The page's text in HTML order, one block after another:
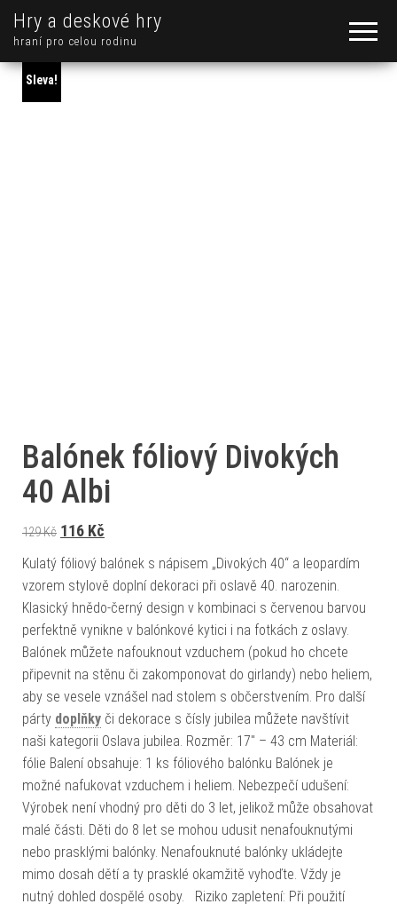
Hry a deskové hry
hraní pro celou rodinu
Sleva!
Balónek fóliový Divokých
40 Albi
129Kč Původní cena byla: 129 Kč.
116 Kč
Kulatý fóliový balónek s nápisem „Divokých 40“ a leopardím
vzorem stylově doplní dekoraci při oslavě 40. narozenin.
Klasický hnědo-černý design v kombinaci s červenou barvou
perfektně vynikne v balónkové kytici i na fotkách z oslavy.
Balónek můžete nafouknout vzduchem (pokud ho chcete
připevnit na stěnu či zakomponovat do girlandy) nebo heliem,
aby se vesele vznášel nad stolem s občerstvením. Pro další
párty doplňky či dekorace s čísly jubilea můžete navštívit
naši kategorii Oslava jubilea. Rozměr: 17" – 43 cm Materiál:
fólie Balení obsahuje: 1 ks fóliového balónku Balónek je
možné nafukovat vzduchem i heliem. Nebezpečí udušení:
Výrobek není vhodný pro děti do 3 let, jelikož může obsahovat
malé části. Děti do 8 let se mohou udusit nenafouknutými
nebo prasklými balónky. Nenafouknuté balónky ukládejte
mimo dosah dětí a ty prasklé okamžitě vyhoďte. Vždy je
nutný dohled dospělé osoby. Riziko zapletení: Při použití